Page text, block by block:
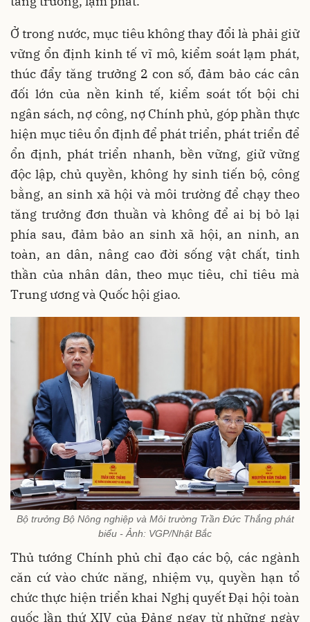
Ở trong nước, mục tiêu không thay đổi là phải giữ
vững ổn định kinh tế vĩ mô, kiểm soát lạm phát,
thúc đẩy tăng trưởng 2 con số, đảm bảo các cân
đối lớn của nền kinh tế, kiểm soát tốt bội chi
ngân sách, nợ công, nợ Chính phủ, góp phần thực
hiện mục tiêu ổn định để phát triển, phát triển để
ổn định, phát triển nhanh, bền vững, giữ vững
độc lập, chủ quyền, không hy sinh tiến bộ, công
bằng, an sinh xã hội và môi trường để chạy theo
tăng trưởng đơn thuần và không để ai bị bỏ lại
phía sau, đảm bảo an sinh xã hội, an ninh, an
toàn, an dân, nâng cao đời sống vật chất, tinh
thần của nhân dân, theo mục tiêu, chỉ tiêu mà
Trung ương và Quốc hội giao.
Bộ trưởng Bộ Nông nghiệp và Môi trường Trần Đức Thắng phát
biểu - Ảnh: VGP/Nhật Bắc
Thủ tướng Chính phủ chỉ đạo các bộ, các ngành
căn cứ vào chức năng, nhiệm vụ, quyền hạn tổ
chức thực hiện triển khai Nghị quyết Đại hội toàn
quốc lần thứ XIV của Đảng ngay từ những ngày